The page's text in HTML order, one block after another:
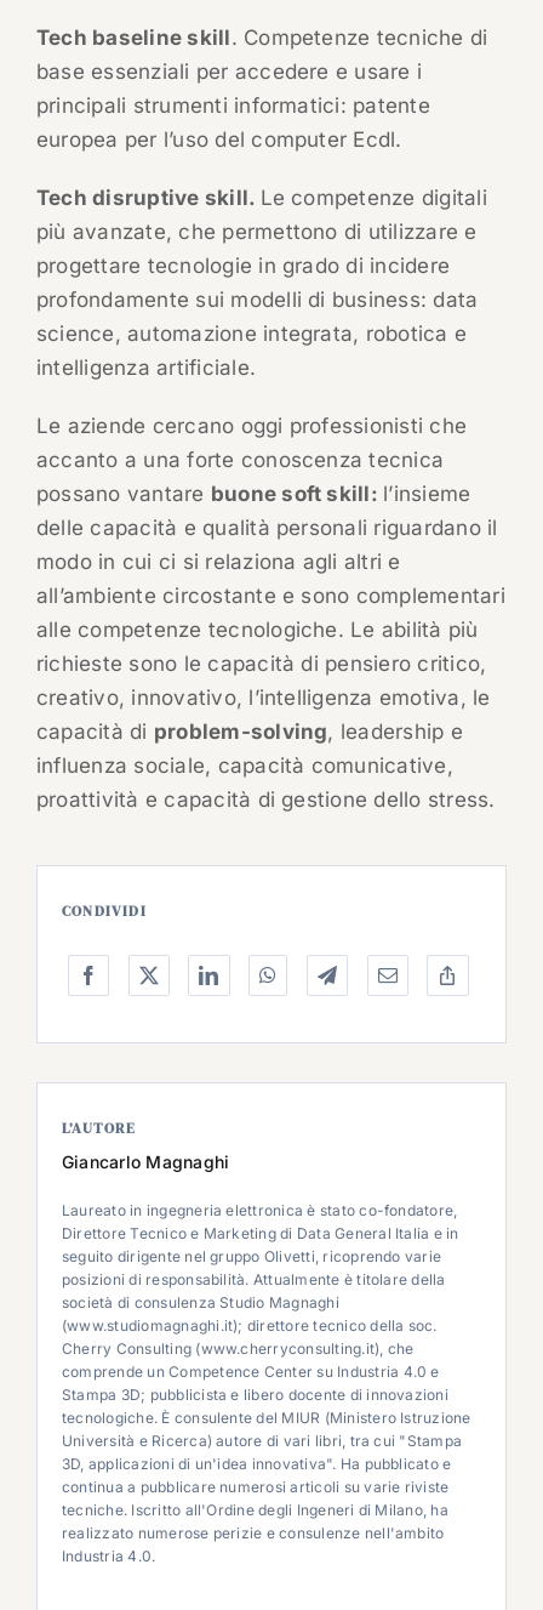
Tech baseline skill. Competenze tecniche di
base essenziali per accedere e usare i
principali strumenti informatici: patente
europea per l’uso del computer Ecdl.
Tech disruptive skill. Le competenze digitali
più avanzate, che permettono di utilizzare e
progettare tecnologie in grado di incidere
profondamente sui modelli di business: data
science, automazione integrata, robotica e
intelligenza artificiale.
Le aziende cercano oggi professionisti che
accanto a una forte conoscenza tecnica
possano vantare buone soft skill: l’insieme
delle capacità e qualità personali riguardano il
modo in cui ci si relaziona agli altri e
all’ambiente circostante e sono complementari
alle competenze tecnologiche. Le abilità più
richieste sono le capacità di pensiero critico,
creativo, innovativo, l’intelligenza emotiva, le
capacità di problem-solving, leadership e
influenza sociale, capacità comunicative,
proattività e capacità di gestione dello stress.
CONDIVIDI
L’AUTORE
Giancarlo Magnaghi
Laureato in ingegneria elettronica è stato co-fondatore,
Direttore Tecnico e Marketing di Data General Italia e in
seguito dirigente nel gruppo Olivetti, ricoprendo varie
posizioni di responsabilità. Attualmente è titolare della
società di consulenza Studio Magnaghi
(www.studiomagnaghi.it); direttore tecnico della soc.
Cherry Consulting (www.cherryconsulting.it), che
comprende un Competence Center su Industria 4.0 e
Stampa 3D; pubblicista e libero docente di innovazioni
tecnologiche. È consulente del MIUR (Ministero Istruzione
Università e Ricerca) autore di vari libri, tra cui "Stampa
3D, applicazioni di un'idea innovativa". Ha pubblicato e
continua a pubblicare numerosi articoli su varie riviste
tecniche. Iscritto all'Ordine degli Ingeneri di Milano, ha
realizzato numerose perizie e consulenze nell'ambito
Industria 4.0.